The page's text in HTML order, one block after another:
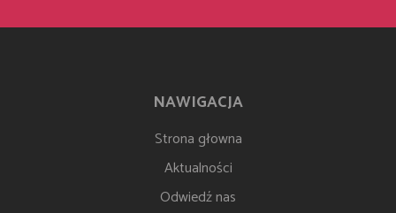
NAWIGACJA
Strona głowna
Aktualności
Odwiedź nas